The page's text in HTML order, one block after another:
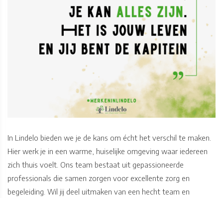
In Lindelo bieden we je de kans om écht het verschil te maken.
Hier werk je in een warme, huiselijke omgeving waar iedereen
zich thuis voelt. Ons team bestaat uit gepassioneerde
professionals die samen zorgen voor excellente zorg en
begeleiding. Wil jij deel uitmaken van een hecht team en